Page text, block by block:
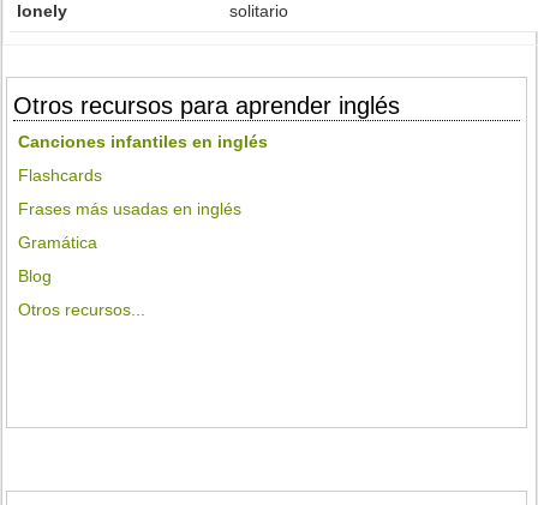
lonely solitario
Otros recursos para aprender inglés
Canciones infantiles en inglés
Flashcards
Frases más usadas en inglés
Gramática
Blog
Otros recursos...